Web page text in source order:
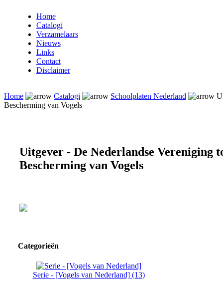
Home
Catalogi
Verzamelaars
Nieuws
Links
Contact
Disclaimer
Home Catalogi Schoolplaten Nederland
Bescherming van Vogels
Uitgever - De Nederlandse Vereniging
Bescherming van Vogels
Categorieën
Serie - [Vogels van Nederland] (13)